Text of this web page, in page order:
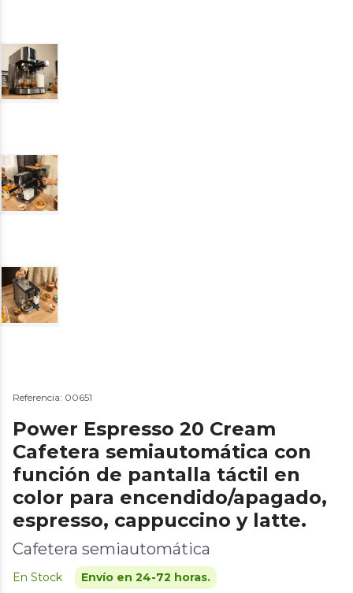
Referencia: 00651
Power Espresso 20 Cream
Cafetera semiautomática con
función de pantalla táctil en
color para encendido/apagado,
espresso, cappuccino y latte.
Cafetera semiautomática
En Stock Envío en 24-72 horas.